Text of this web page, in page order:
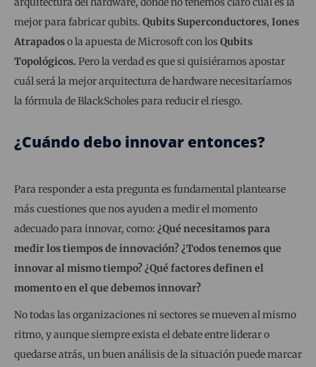
mejor para fabricar qubits. Qubits Superconductores, Iones
Atrapadoso la apuesta de Microsoft con los Qubits
Topológicos. Pero la verdad es que si quisiéramos apostar
cuál será la mejor arquitectura de hardware necesitaríamos
la fórmula de BlackScholes para reducir el riesgo.
¿Cuándo debo innovar entonces?
Para responder a esta pregunta es fundamental plantearse
más cuestiones que nos ayuden a medir el momento
adecuado para innovar, como: ¿Qué necesitamos para
medir los tiempos de innovación? ¿Todos tenemos que
innovar al mismo tiempo? ¿Qué factores definen el
momento en el que debemos innovar?
No todas las organizaciones ni sectores se mueven al mismo
ritmo, y aunque siempre exista el debate entre liderar o
quedarse atrás, un buen análisis de la situación puede marcar